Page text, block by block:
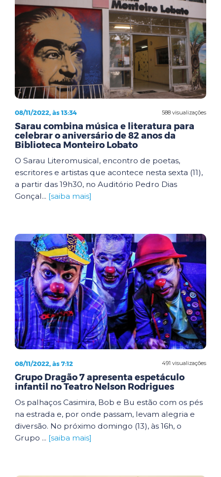
588 visualizações
08/11/2022, às 13:34
Sarau combina música e literatura para
celebrar o aniversário de 82 anos da
Biblioteca Monteiro Lobato
O Sarau Literomusical, encontro de poetas,
escritores e artistas que acontece nesta sexta (11),
a partir das 19h30, no Auditório Pedro Dias
Gonçal... [saiba mais]
491 visualizações
08/11/2022, às 7:12
Grupo Dragão 7 apresenta espetáculo
infantil no Teatro Nelson Rodrigues
Os palhaços Casimira, Bob e Bu estão com os pés
na estrada e, por onde passam, levam alegria e
diversão. No próximo domingo (13), às 16h, o
Grupo ... [saiba mais]